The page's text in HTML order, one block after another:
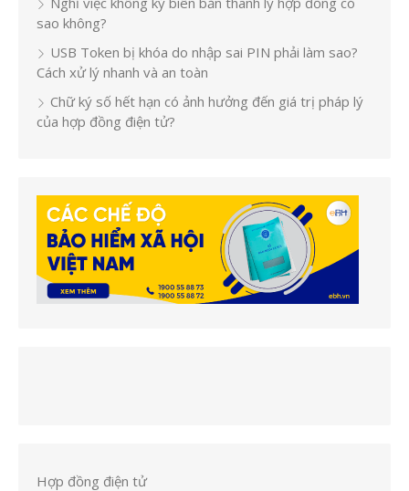
sao không?
USB Token bị khóa do nhập sai PIN phải làm sao?
Cách xử lý nhanh và an toàn
Chữ ký số hết hạn có ảnh hưởng đến giá trị pháp lý
của hợp đồng điện tử?
Hợp đồng điện tử